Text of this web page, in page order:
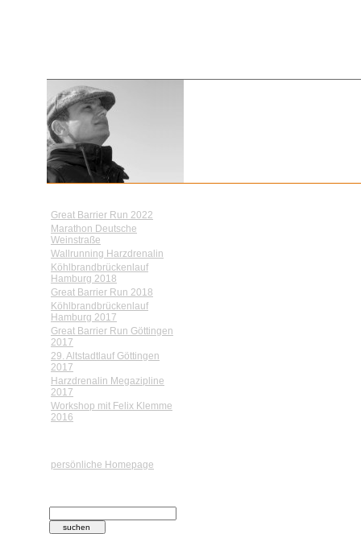
Great Barrier Run 2022
Marathon Deutsche
Weinstraße
Wallrunning Harzdrenalin
Köhlbrandbrückenlauf
Hamburg 2018
Great Barrier Run 2018
Köhlbrandbrückenlauf
Hamburg 2017
Great Barrier Run Göttingen
2017
29. Altstadtlauf Göttingen
2017
Harzdrenalin Megazipline
2017
Workshop mit Felix Klemme
2016
persönliche Homepage